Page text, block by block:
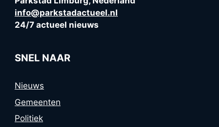
info@parkstadactueel.nl
24/7 actueel nieuws
SNEL NAAR
Nieuws
Gemeenten
Politiek